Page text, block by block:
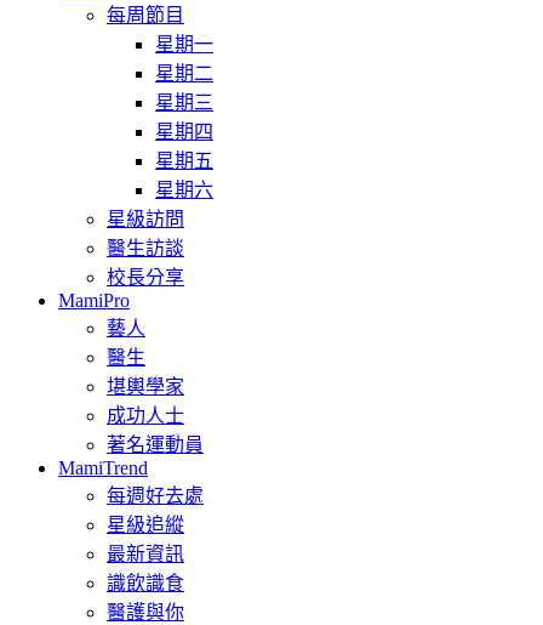
每周節目
星期一
星期二
星期三
星期四
星期五
星期六
星級訪問
醫生訪談
校長分享
MamiPro
藝人
醫生
堪輿學家
成功人士
著名運動員
MamiTrend
每週好去處
星級追縱
最新資訊
識飲識食
醫護與你